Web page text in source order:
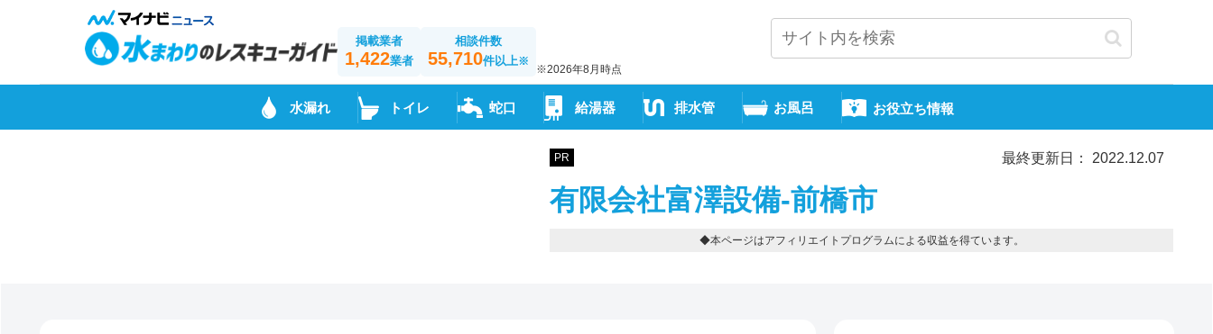
掲載業者
1,422業者
相談件数
55,710件以上※
※2026年8月時点
水漏れ トイレ 蛇口 給湯器 排水管 お風呂 お役立ち情報
PR 最終更新日： 2022.12.07
有限会社富澤設備-前橋市
◆本ページはアフィリエイトプログラムによる収益を得ています。